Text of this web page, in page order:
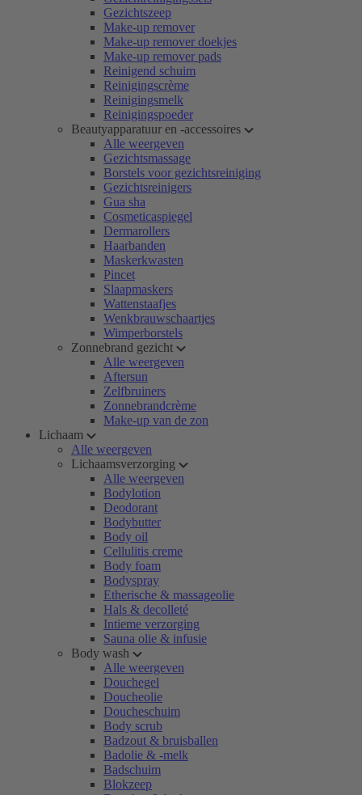
Gezichtszeep
Make-up remover
Make-up remover doekjes
Make-up remover pads
Reinigend schuim
Reinigingscrème
Reinigingsmelk
Reinigingspoeder
Beautyapparatuur en -accessoires
Alle weergeven
Gezichtsmassage
Borstels voor gezichtsreiniging
Gezichtsreinigers
Gua sha
Cosmeticaspiegel
Dermarollers
Haarbanden
Maskerkwasten
Pincet
Slaapmaskers
Wattenstaafjes
Wenkbrauwschaartjes
Wimperborstels
Zonnebrand gezicht
Alle weergeven
Aftersun
Zelfbruiners
Zonnebrandcrème
Make-up van de zon
Lichaam
Alle weergeven
Lichaamsverzorging
Alle weergeven
Bodylotion
Deodorant
Bodybutter
Body oil
Cellulitis creme
Body foam
Bodyspray
Etherische & massageolie
Hals & decolleté
Intieme verzorging
Sauna olie & infusie
Body wash
Alle weergeven
Douchegel
Doucheolie
Doucheschuim
Body scrub
Badzout & bruisballen
Badolie & -melk
Badschuim
Blokzeep